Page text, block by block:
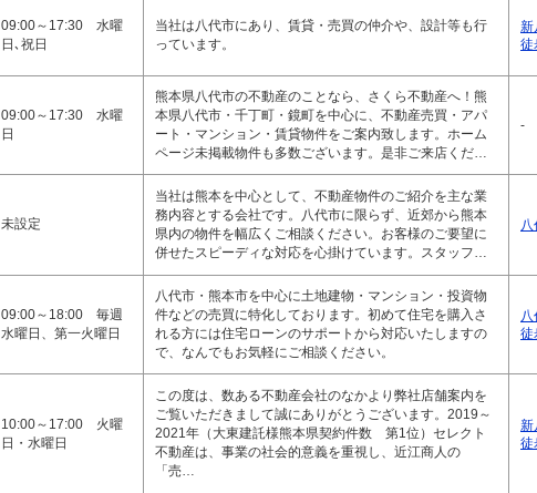
09:00～17:30 水曜
日､祝日
当社は八代市にあり、賃貸・売買の仲介や、設計等も行
っています。
新
徒
09:00～17:30 水曜
日
熊本県八代市の不動産のことなら、さくら不動産へ！熊
本県八代市・千丁町・鏡町を中心に、不動産売買・アパ
ート・マンション・賃貸物件をご案内致します。ホーム
ページ未掲載物件も多数ございます。是非ご来店くだ…
-
未設定
当社は熊本を中心として、不動産物件のご紹介を主な業
務内容とする会社です。八代市に限らず、近郊から熊本
県内の物件を幅広くご相談ください。お客様のご要望に
併せたスピーディな対応を心掛けています。スタッフ…
八
09:00～18:00 毎週
水曜日、第一火曜日
八代市・熊本市を中心に土地建物・マンション・投資物
件などの売買に特化しております。初めて住宅を購入さ
れる方には住宅ローンのサポートから対応いたしますの
で、なんでもお気軽にご相談ください。
八
徒
10:00～17:00 火曜
日・水曜日
この度は、数ある不動産会社のなかより弊社店舗案内を
ご覧いただきまして誠にありがとうございます。2019～
2021年（大東建託様熊本県契約件数 第1位）セレクト
不動産は、事業の社会的意義を重視し、近江商人の
「売…
新
徒